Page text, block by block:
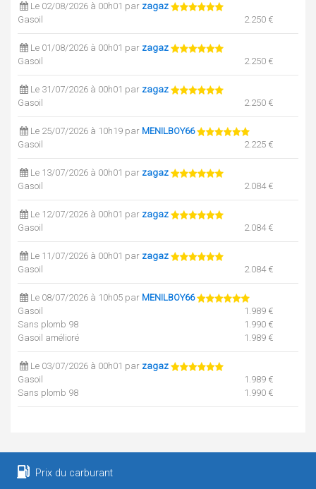
Le 02/08/2026 à 00h01 par zagaz
Gasoil
2.250 €
Le 01/08/2026 à 00h01 par zagaz
Gasoil
2.250 €
Le 31/07/2026 à 00h01 par zagaz
Gasoil
2.250 €
Le 25/07/2026 à 10h19 par MENILBOY66
Gasoil
2.225 €
Le 13/07/2026 à 00h01 par zagaz
Gasoil
2.084 €
Le 12/07/2026 à 00h01 par zagaz
Gasoil
2.084 €
Le 11/07/2026 à 00h01 par zagaz
Gasoil
2.084 €
Le 08/07/2026 à 10h05 par MENILBOY66
Gasoil
1.989 €
Sans plomb 98
1.990 €
Gasoil amélioré
1.989 €
Le 03/07/2026 à 00h01 par zagaz
Gasoil
1.989 €
Sans plomb 98
1.990 €
Le 01/07/2026 à 00h01 par
Prix du carburant